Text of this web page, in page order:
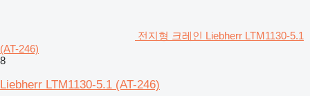
전지형 크레인 Liebherr LTM1130-5.1
(AT-246)
8
Liebherr LTM1130-5.1 (AT-246)